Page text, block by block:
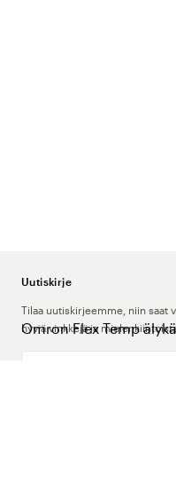
Omron Flex Temp
Uutiskirje
Tilaa uutiskirjeemme, niin saat
hyviä vinkkejä ja
Kirjoita sähköpostiosoitteesi